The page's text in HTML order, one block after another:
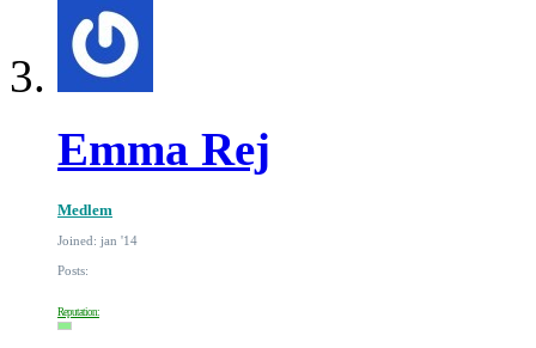
Emma Rej
Medlem
Joined: jan '14
Posts:
Reputation: